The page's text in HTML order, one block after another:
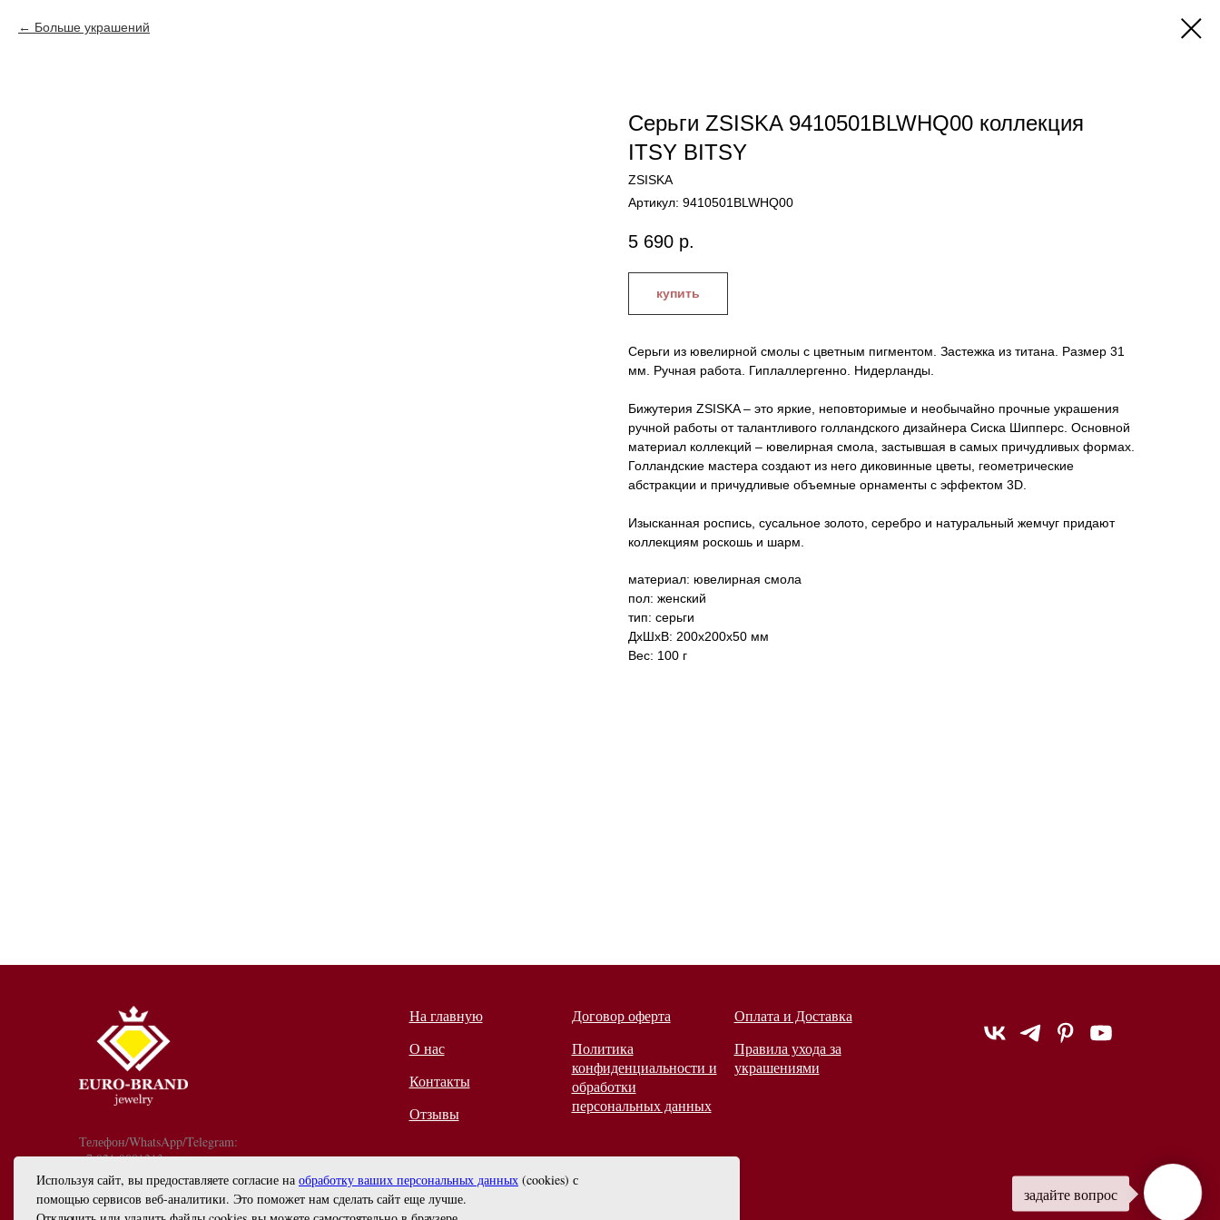
Больше украшений
Серьги ZSISKA 9410501BLWHQ00 коллекция
ITSY BITSY
ZSISKA
Артикул: 9410501BLWHQ00
5 690 р.
купить
Серьги из ювелирной смолы с цветным пигментом. Застежка из титана. Размер 31
мм. Ручная работа. Гиплаллергенно. Нидерланды.
Бижутерия ZSISKA – это яркие, неповторимые и необычайно прочные украшения
ручной работы от талантливого голландского дизайнера Сиска Шипперс. Основной
материал коллекций – ювелирная смола, застывшая в самых причудливых формах.
Голландские мастера создают из него диковинные цветы, геометрические
абстракции и причудливые объемные орнаменты с эффектом 3D.
Изысканная роспись, сусальное золото, серебро и натуральный жемчуг придают
коллекциям роскошь и шарм.
материал: ювелирная смола
пол: женский
тип: серьги
ДxШxВ: 200x200x50 мм
Вес: 100 г
задайте вопрос
Используя сайт, вы предоставляете согласие на обработку ваших персональных данных (cookies) с
помощью сервисов веб-аналитики. Это поможет нам сделать сайт еще лучше.
Телефон/WhatsApp/Telegram:
+7 921 9081213
График работы: с 10:00 до 18:00
info@euro-brand.ru
ИП Черногал Евгений Анатольевич
На главную
О нас
Контакты
Отзывы
Договор оферта
Политика
конфиденциальности и
обработки
персональных данных
Оплата и Доставка
Правила ухода за
украшениями